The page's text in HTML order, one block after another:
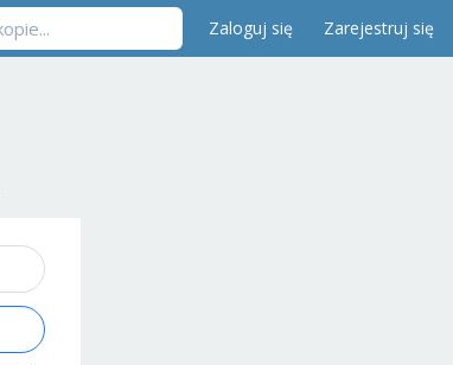
Zaloguj się Zarejestruj się